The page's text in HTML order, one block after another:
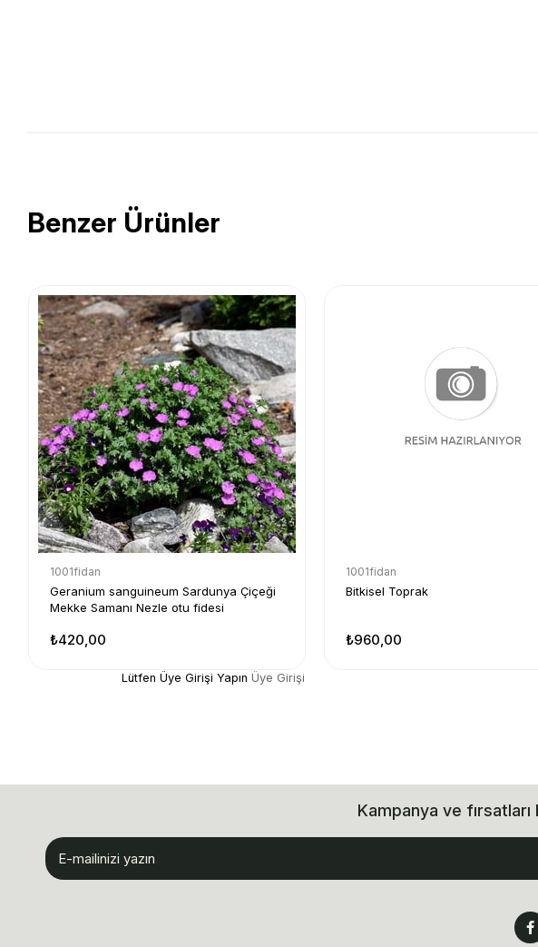
Benzer Ürünler
1001fidan
Geranium sanguineum Sardunya Çiçeği
Mekke Samanı Nezle otu fidesi
₺420,00
1001fidan
Bitkisel Toprak
₺960,00
Lütfen Üye Girişi Yapın Üye Girişi
Kampanya ve